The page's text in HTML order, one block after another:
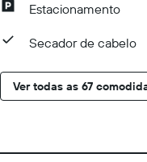
Estacionamento
Secador de cabelo
Ver todas as 67